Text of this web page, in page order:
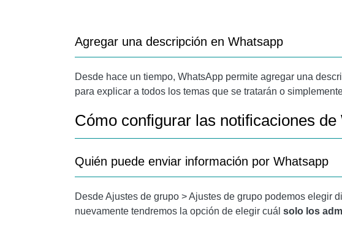
Agregar una descripción en Whatsapp
Desde hace un tiempo, WhatsApp permite agregar una
para explicar a todos los temas que se tratarán o
Cómo configurar las notificaciones
Quién puede enviar información por Whatsapp
Desde Ajustes de grupo > Ajustes de grupo podemos elegir
nuevamente tendremos la opción de elegir cuál solo los